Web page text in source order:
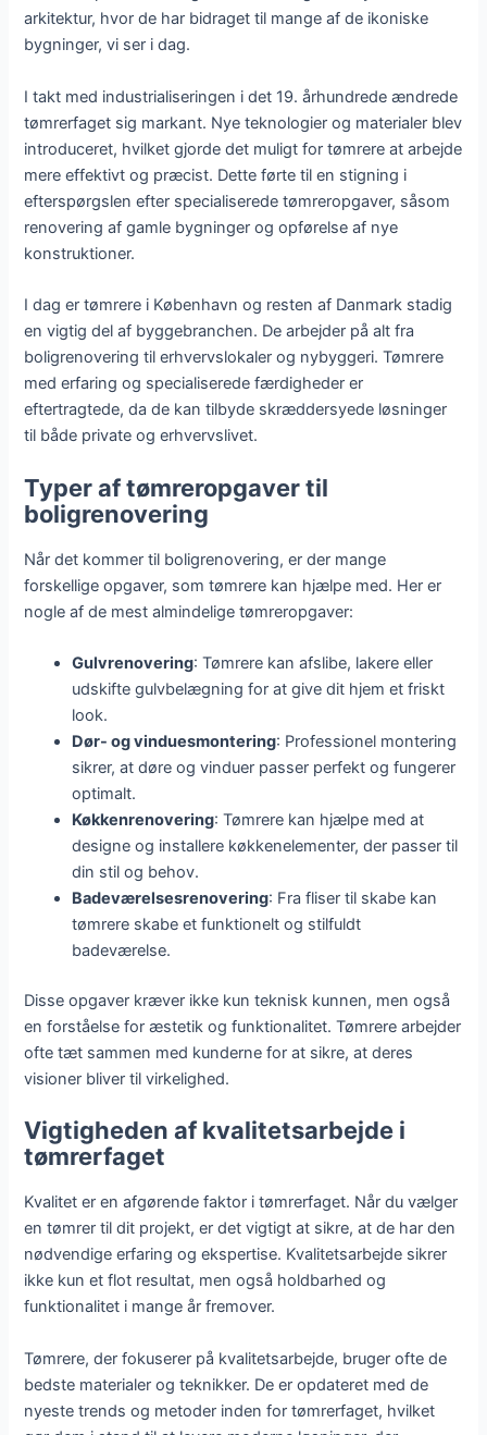
arkitektur, hvor de har bidraget til mange af de ikoniske
bygninger, vi ser i dag.
I takt med industrialiseringen i det 19. århundrede ændrede
tømrerfaget sig markant. Nye teknologier og materialer blev
introduceret, hvilket gjorde det muligt for tømrere at arbejde
mere effektivt og præcist. Dette førte til en stigning i
efterspørgslen efter specialiserede tømreropgaver, såsom
renovering af gamle bygninger og opførelse af nye
konstruktioner.
I dag er tømrere i København og resten af Danmark stadig
en vigtig del af byggebranchen. De arbejder på alt fra
boligrenovering til erhvervslokaler og nybyggeri. Tømrere
med erfaring og specialiserede færdigheder er
eftertragtede, da de kan tilbyde skræddersyede løsninger
til både private og erhvervslivet.
Typer af tømreropgaver til
boligrenovering
Når det kommer til boligrenovering, er der mange
forskellige opgaver, som tømrere kan hjælpe med. Her er
nogle af de mest almindelige tømreropgaver:
Gulvrenovering: Tømrere kan afslibe, lakere eller
udskifte gulvbelægning for at give dit hjem et friskt
look.
Dør- og vinduesmontering: Professionel montering
sikrer, at døre og vinduer passer perfekt og fungerer
optimalt.
Køkkenrenovering: Tømrere kan hjælpe med at
designe og installere køkkenelementer, der passer til
din stil og behov.
Badeværelsesrenovering: Fra fliser til skabe kan
tømrere skabe et funktionelt og stilfuldt
badeværelse.
Disse opgaver kræver ikke kun teknisk kunnen, men også
en forståelse for æstetik og funktionalitet. Tømrere arbejder
ofte tæt sammen med kunderne for at sikre, at deres
visioner bliver til virkelighed.
Vigtigheden af kvalitetsarbejde i
tømrerfaget
Kvalitet er en afgørende faktor i tømrerfaget. Når du vælger
en tømrer til dit projekt, er det vigtigt at sikre, at de har den
nødvendige erfaring og ekspertise. Kvalitetsarbejde sikrer
ikke kun et flot resultat, men også holdbarhed og
funktionalitet i mange år fremover.
Tømrere, der fokuserer på kvalitetsarbejde, bruger ofte de
bedste materialer og teknikker. De er opdateret med de
nyeste trends og metoder inden for tømrerfaget, hvilket